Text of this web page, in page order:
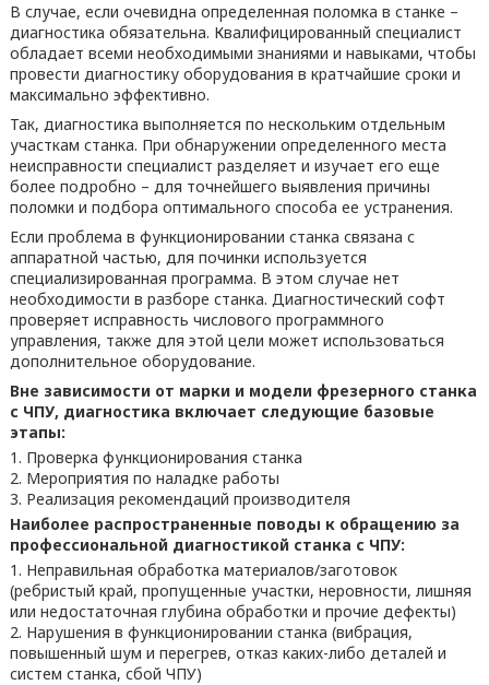
В случае, если очевидна определенная поломка в станке –
диагностика обязательна. Квалифицированный специалист
обладает всеми необходимыми знаниями и навыками, чтобы
провести диагностику оборудования в кратчайшие сроки и
максимально эффективно.
Так, диагностика выполняется по нескольким отдельным
участкам станка. При обнаружении определенного места
неисправности специалист разделяет и изучает его еще
более подробно – для точнейшего выявления причины
поломки и подбора оптимального способа ее устранения.
Если проблема в функционировании станка связана с
аппаратной частью, для починки используется
специализированная программа. В этом случае нет
необходимости в разборе станка. Диагностический софт
проверяет исправность числового программного
управления, также для этой цели может использоваться
дополнительное оборудование.
Вне зависимости от марки и модели фрезерного станка
с ЧПУ, диагностика включает следующие базовые
этапы:
Проверка функционирования станка
Мероприятия по наладке работы
Реализация рекомендаций производителя
Наиболее распространенные поводы к обращению за
профессиональной диагностикой станка с ЧПУ:
Неправильная обработка материалов/заготовок
(ребристый край, пропущенные участки, неровности, лишняя
или недостаточная глубина обработки и прочие дефекты)
Нарушения в функционировании станка (вибрация,
повышенный шум и перегрев, отказ каких-либо деталей и
систем станка, сбой ЧПУ)